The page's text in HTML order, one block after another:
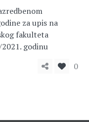
za upis na
fakulteta
godinu
0